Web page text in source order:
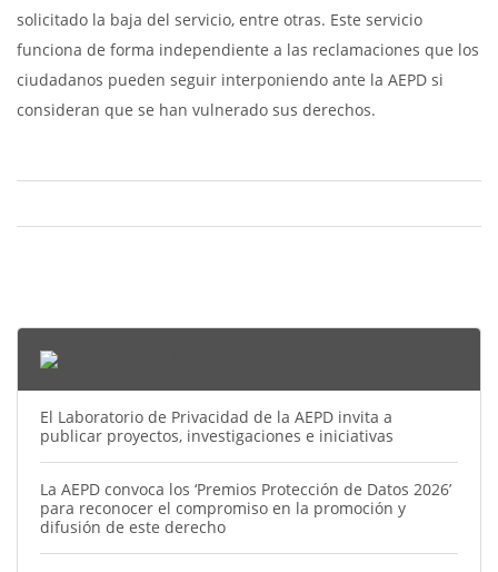
solicitado la baja del servicio, entre otras. Este servicio
funciona de forma independiente a las reclamaciones que los
ciudadanos pueden seguir interponiendo ante la AEPD si
consideran que se han vulnerado sus derechos.
El Laboratorio de Privacidad de la AEPD invita a
publicar proyectos, investigaciones e iniciativas
La AEPD convoca los ‘Premios Protección de Datos 2026’
para reconocer el compromiso en la promoción y
difusión de este derecho